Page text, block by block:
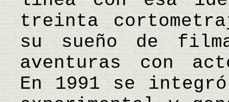
treinta
su sueño de
aventuras con
En 1991 se